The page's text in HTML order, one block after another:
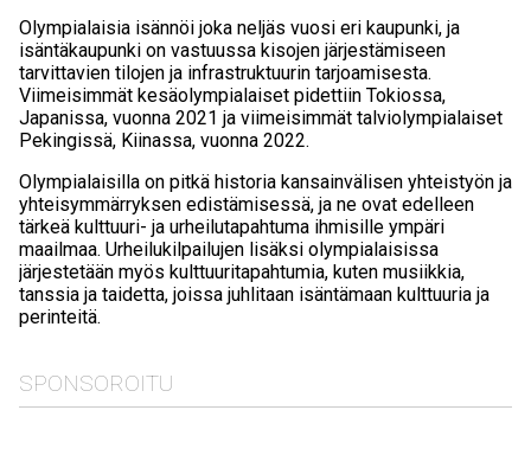
Olympialaisia isännöi joka neljäs vuosi eri kaupunki, ja
isäntäkaupunki on vastuussa kisojen järjestämiseen
tarvittavien tilojen ja infrastruktuurin tarjoamisesta.
Viimeisimmät kesäolympialaiset pidettiin Tokiossa,
Japanissa, vuonna 2021 ja viimeisimmät talviolympialaiset
Pekingissä, Kiinassa, vuonna 2022.
Olympialaisilla on pitkä historia kansainvälisen yhteistyön ja
yhteisymmärryksen edistämisessä, ja ne ovat edelleen
tärkeä kulttuuri- ja urheilutapahtuma ihmisille ympäri
maailmaa. Urheilukilpailujen lisäksi olympialaisissa
järjestetään myös kulttuuritapahtumia, kuten musiikkia,
tanssia ja taidetta, joissa juhlitaan isäntämaan kulttuuria ja
perinteitä.
SPONSOROITU